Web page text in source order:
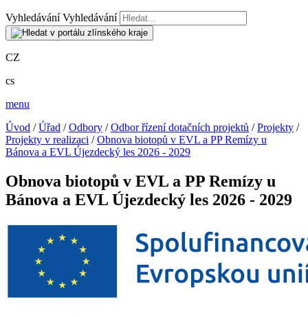
Vyhledávání Vyhledávání
CZ
cs
menu
Úvod /Úřad /Odbory /Odbor řízení dotačních projektů /Projekty /
Projekty v realizaci /Obnova biotopů v EVL a PP Remízy u
Bánova a EVL Újezdecký les 2026 - 2029
Obnova biotopů v EVL a PP Remízy u
Bánova a EVL Újezdecký les 2026 - 2029